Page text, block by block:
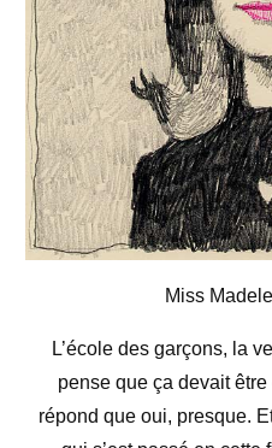
Miss
L’école des garçons, la
pense que ça devait être
répond que oui, presque.